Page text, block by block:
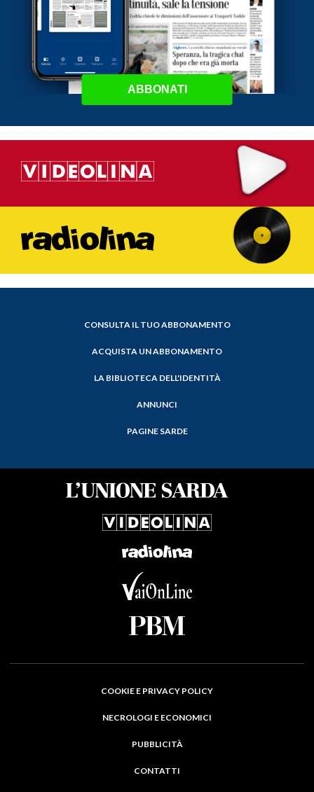
ABBONATI
CONSULTA IL TUO ABBONAMENTO
ACQUISTA UN ABBONAMENTO
LA BIBLIOTECA DELL'IDENTITÀ
ANNUNCI
PAGINE SARDE
COOKIE E PRIVACY POLICY
NECROLOGI E ECONOMICI
PUBBLICITÀ
CONTATTI